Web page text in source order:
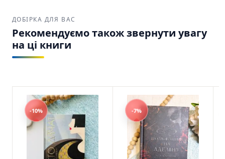
ДОБІРКА ДЛЯ ВАС
Рекомендуємо також звернути увагу
на ці книги
-10% -7%